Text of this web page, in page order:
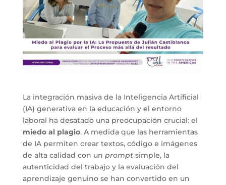
La integración masiva de la Inteligencia Artificial
(IA) generativa en la educación y el entorno
laboral ha desatado una preocupación crucial: el
miedo al plagio. A medida que las herramientas
de IA permiten crear textos, código e imágenes
de alta calidad con un promptsimple, la
autenticidad del trabajo y la evaluación del
aprendizaje genuino se han convertido en un